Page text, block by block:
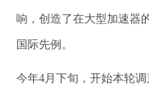
响，创造了在大型加速器
国际先例。
今年4月下旬，开始本轮